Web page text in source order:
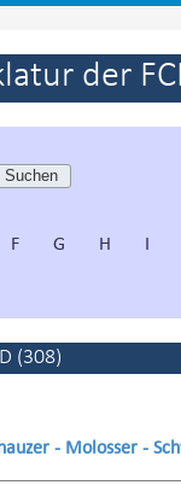
der FCI
F G H I
(308)
- Molosser -